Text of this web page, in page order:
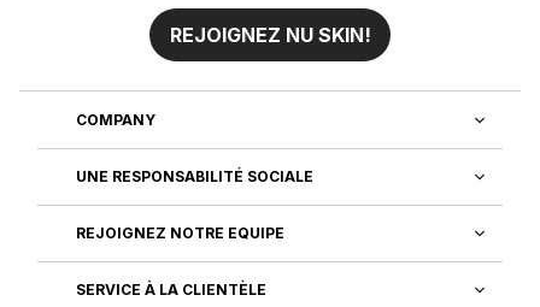
REJOIGNEZ NU SKIN!
COMPANY
UNE RESPONSABILITÉ SOCIALE
REJOIGNEZ NOTRE EQUIPE
SERVICE À LA CLIENTÈLE